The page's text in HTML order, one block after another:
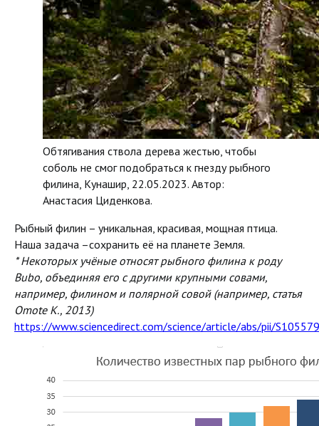
Обтягивания ствола дерева жестью, чтобы
соболь не смог подобраться к гнезду рыбного
филина, Кунашир, 22.05.2023. Автор:
Анастасия Циденкова.
Рыбный филин – уникальная, красивая, мощная птица.
Наша задача –сохранить её на планете Земля.
* Некоторых учёные относят рыбного филина к роду
Bubo, объединяя его с другими крупными совами,
например, филином и полярной совой (например, статья
Omote K., 2013)
https://www.sciencedirect.com/science/article/abs/pii/